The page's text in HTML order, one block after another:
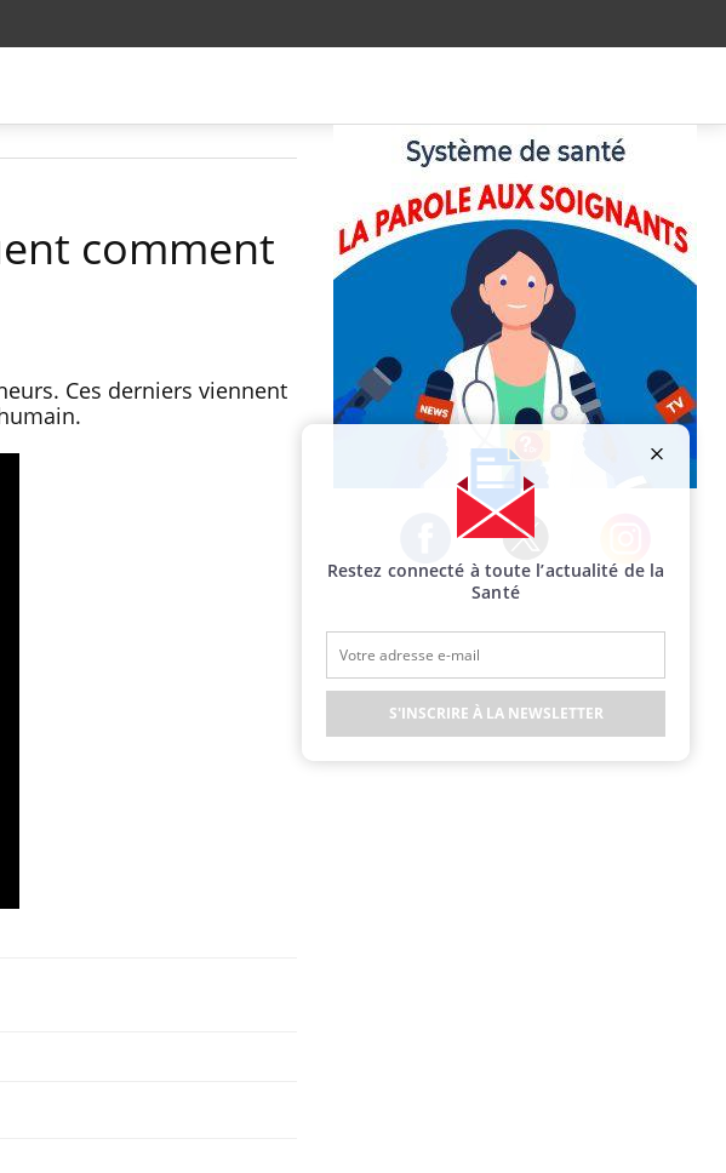
comment
Ces derniers viennent
Facebook Twitter Instagram
Restez connecté à toute l’actualité de la
Santé
S'INSCRIRE À LA NEWSLETTER